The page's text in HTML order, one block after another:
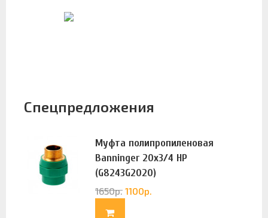
Спецпредложения
Муфта полипропиленовая
Banninger 20х3/4 НР
(G8243G2020)
1650р. 1100р.